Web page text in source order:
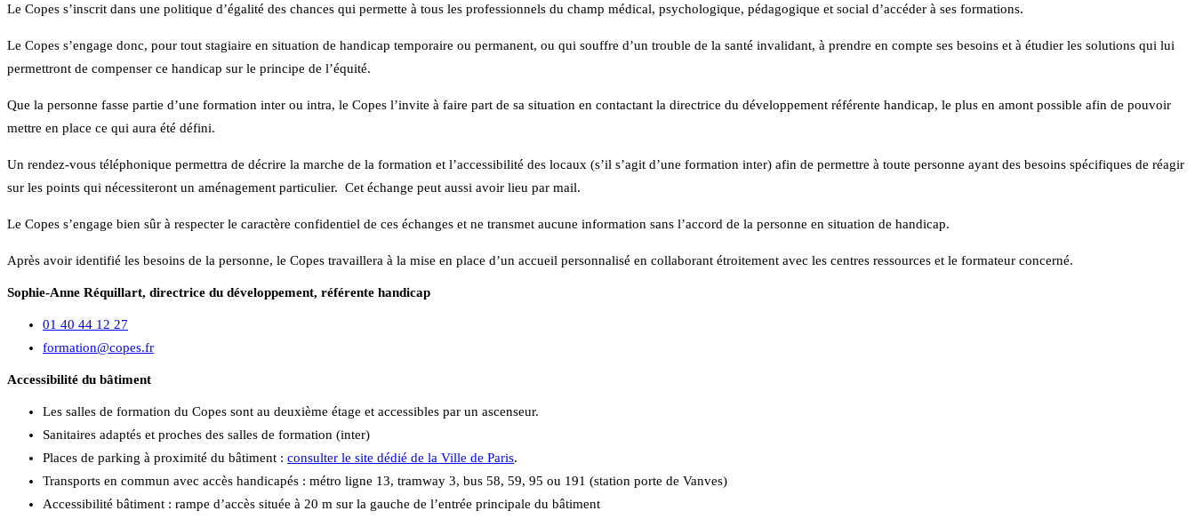
Le Copes s’inscrit dans une politique d’égalité des chances qui permette à tous les professionnels du champ médical, psychologique, pédagogique et social d’accéder à ses formations.
Le Copes s’engage donc, pour tout stagiaire en situation de handicap temporaire ou permanent, ou qui souffre d’un trouble de la santé invalidant, à prendre en compte ses besoins et à étudier les solutions qui lui
permettront de compenser ce handicap sur le principe de l’équité.
Que la personne fasse partie d’une formation inter ou intra, le Copes l’invite à faire part de sa situation en contactant la directrice du développement référente handicap, le plus en amont possible afin de pouvoir
mettre en place ce qui aura été défini.
Un rendez-vous téléphonique permettra de décrire la marche de la formation et l’accessibilité des locaux (s’il s’agit d’une formation inter) afin de permettre à toute personne ayant des besoins spécifiques de réagir
sur les points qui nécessiteront un aménagement particulier. Cet échange peut aussi avoir lieu par mail.
Le Copes s’engage bien sûr à respecter le caractère confidentiel de ces échanges et ne transmet aucune information sans l’accord de la personne en situation de handicap.
Après avoir identifié les besoins de la personne, le Copes travaillera à la mise en place d’un accueil personnalisé en collaborant étroitement avec les centres ressources et le formateur concerné.
Sophie-Anne Réquillart, directrice du développement, référente handicap
01 40 44 12 27
formation@copes.fr
Accessibilité du bâtiment
Les salles de formation du Copes sont au deuxième étage et accessibles par un ascenseur.
Sanitaires adaptés et proches des salles de formation (inter)
Places de parking à proximité du bâtiment : consulter le site dédié de la Ville de Paris.
Transports en commun avec accès handicapés : métro ligne 13, tramway 3, bus 58, 59, 95 ou 191 (station porte de Vanves)
Accessibilité bâtiment : rampe d’accès située à 20 m sur la gauche de l’entrée principale du bâtiment